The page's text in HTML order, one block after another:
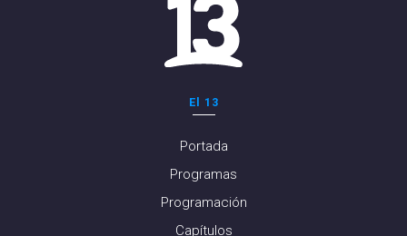
El 13
Portada
Programas
Programación
Capítulos